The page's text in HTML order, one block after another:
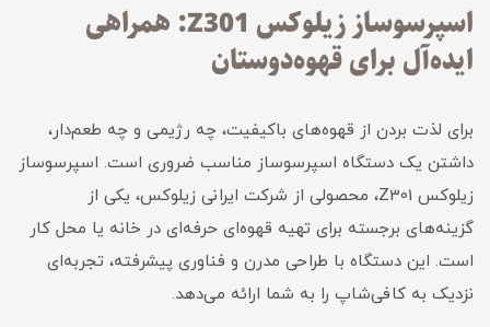
اسپرسوساز زیلوکس Z301: همراهی
ایده‌آل برای قهوه‌دوستان
برای لذت بردن از قهوه‌های باکیفیت، چه رژیمی و چه طعم‌دار،
داشتن یک دستگاه اسپرسوساز مناسب ضروری است. اسپرسوساز
زیلوکس Z301، محصولی از شرکت ایرانی زیلوکس، یکی از
گزینه‌های برجسته برای تهیه قهوه‌ای حرفه‌ای در خانه یا محل کار
است. این دستگاه با طراحی مدرن و فناوری پیشرفته، تجربه‌ای
نزدیک به کافی‌شاپ را به شما ارائه می‌دهد.